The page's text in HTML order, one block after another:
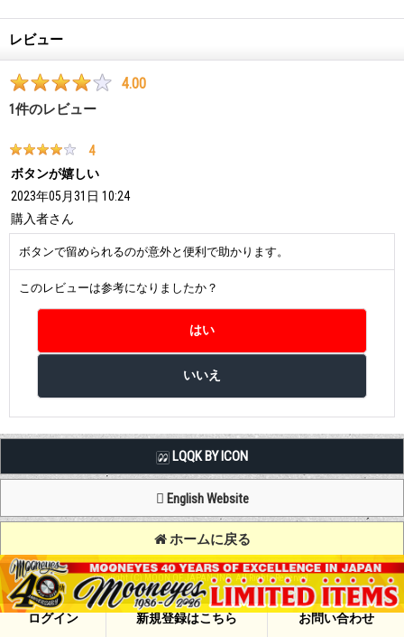
ログイン 新規登録はこちら お問い合わせ
レビュー
4.00
1件のレビュー
4
ボタンが嬉しい
2023年05月31日 10:24
購入者さん
ボタンで留められるのが意外と便利で助かります。
このレビューは参考になりましたか？
LQQK BY ICON
English Website
ホームに戻る
Copyright (C) MOON OF JAPAN, INC. All Rights Reserved.